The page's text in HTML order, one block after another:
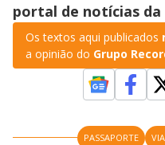
portal de notícias da
Os textos aqui publicados
a opinião do Grupo
PASSAPORTE